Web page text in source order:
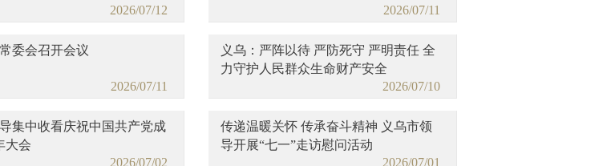
2026/07/12
2026/07/11
委会召开会议
2026/07/11
义乌：严阵以待 严防死守 严明责任 全
力守护人民群众生命财产安全
2026/07/10
集中收看庆祝中国共产党成
大会
2026/07/02
传递温暖关怀 传承奋斗精神 义乌市领
导开展“七一”走访慰问活动
2026/07/01